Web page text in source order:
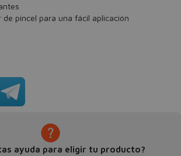
de pincel para una fácil aplicación
ayuda para eligir tu producto?